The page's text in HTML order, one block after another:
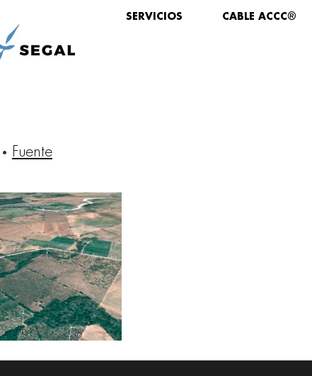
SERVICIOS CABLE ACCC®
· Fuente